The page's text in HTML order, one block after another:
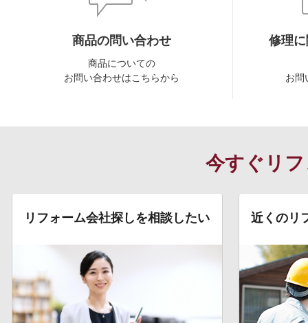
商品の問い合わせ
商品についての
お問い合わせはこちらから
修理
お問
今すぐリ
リフォーム会社探しを相談したい 近くのリ